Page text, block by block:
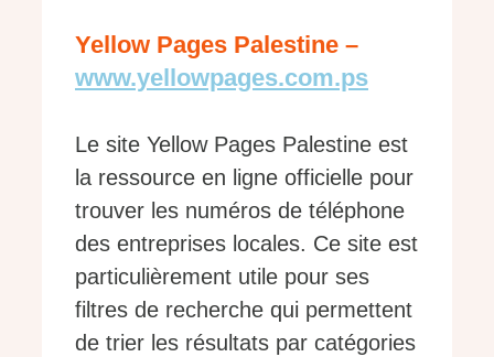
Yellow Pages Palestine –
www.yellowpages.com.ps
Le site Yellow Pages Palestine est
la ressource en ligne officielle pour
trouver les numéros de téléphone
des entreprises locales. Ce site est
particulièrement utile pour ses
filtres de recherche qui permettent
de trier les résultats par catégories